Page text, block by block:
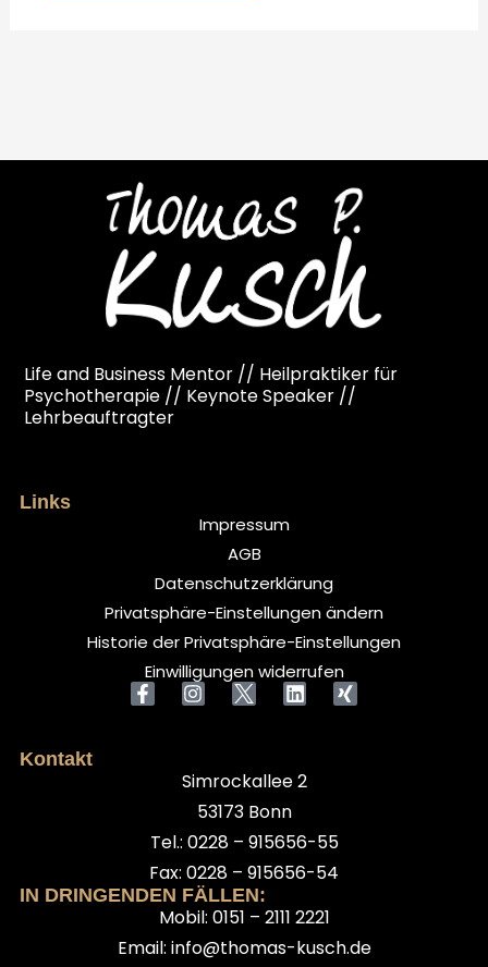
Life and Business Mentor // Heilpraktiker für
Psychotherapie // Keynote Speaker //
Lehrbeauftragter
Links
Impressum
AGB
Datenschutzerklärung
Privatsphäre-Einstellungen ändern
Historie der Privatsphäre-Einstellungen
Einwilligungen widerrufen
Kontakt
Simrockallee 2
53173 Bonn
Tel.: 0228 – 915656-55
Fax: 0228 – 915656-54
IN DRINGENDEN FÄLLEN:
Mobil: 0151 – 2111 2221
Email: info@thomas-kusch.de